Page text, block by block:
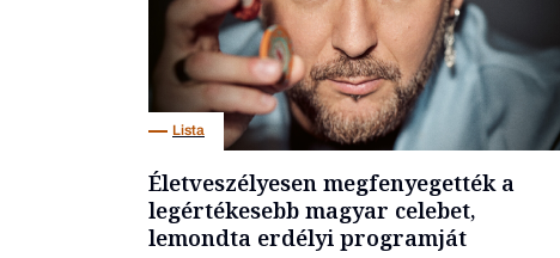
Lista
Életveszélyesen megfenyegették a
legértékesebb magyar celebet,
lemondta erdélyi programját